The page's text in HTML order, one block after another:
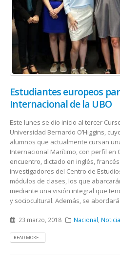
Estudiantes europeos
Internacional de la UBO
Este lunes se dio inicio al tercer
Universidad Bernardo O’Higgins,
alumnos que actualmente cursan
Internacional Marítimo, con perfil en
encuentro, dictado en inglés,
investigadores del Centro de
módulos de clases, los que
mediante una visión integral que
y sociocultural. Además, se
23 marzo, 2018 Nacional
READ MORE...